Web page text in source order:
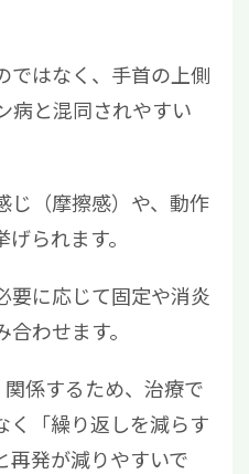
ではなく、手首の上側
病と混同されやすい
じ（摩擦感）や、動作
られます。
要に応じて固定や消炎
わせます。
関係するため、治療で
く「繰り返しを減らす
再発が減りやすいで